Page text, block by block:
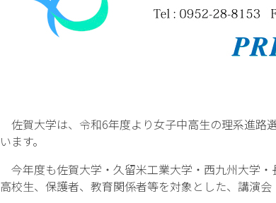
佐賀大学は、令和6年度より女子中高生の理系進路
います。
今年度も佐賀大学・久留米工業大学・西九州大学
高校生、保護者、教育関係者等を対象とした、講演